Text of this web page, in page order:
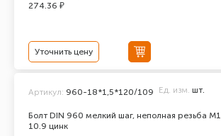
274.36 ₽
Уточнить цену
Болт DIN 960 мелкий шаг, неполная резьба
10.9 цинк
Артикул: 960-18*1,5*120/109 Ед. изм. шт.